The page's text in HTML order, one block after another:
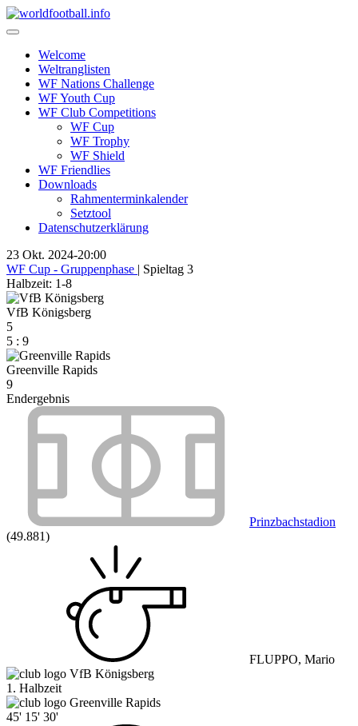
Skip
to
Welcome
Weltranglisten
WF Nations Challenge
WF Youth Cup
WF Club Competitions
WF Cup
WF Trophy
WF Shield
WF Friendlies
Downloads
Rahmenterminkalender
Setztool
Datenschutzerklärung
23 Okt. 2024-20:00
WF Cup - Gruppenphase | Spieltag 3
Halbzeit: 1-8
VfB Königsberg
5
5 : 9
Greenville Rapids
9
Endergebnis
Prinzbachstadion
(49.881)
FLUPPO, Mario
VfB Königsberg
1. Halbzeit
Greenville Rapids
45' 15' 30'